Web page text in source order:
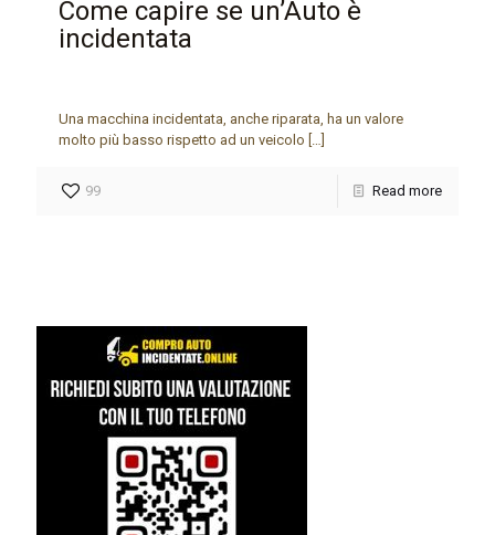
Come capire se un’Auto è
incidentata
Una macchina incidentata, anche riparata, ha un valore
molto più basso rispetto ad un veicolo […]
99 Read more